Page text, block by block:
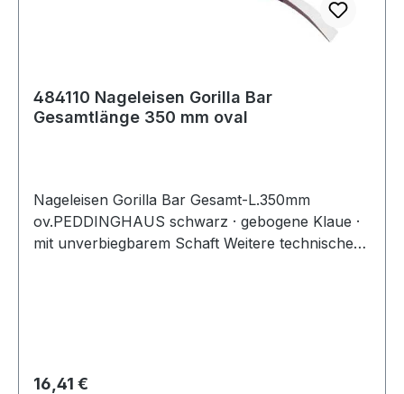
484110 Nageleisen Gorilla Bar
Gesamtlänge 350 mm oval
Nageleisen Gorilla Bar Gesamt-L.350mm
ov.PEDDINGHAUS schwarz · gebogene Klaue ·
mit unverbiegbarem Schaft Weitere technische
Regulärer Preis:
16,41 €